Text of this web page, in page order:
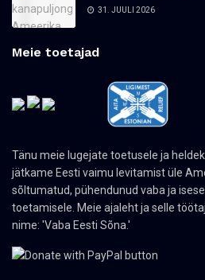
31. JUULI 2026
Meie toetajad
Tänu meie lugejate toetusele ja
jätkame Eesti vaimu levitamist üle
sõltumatud, pühendunud vaba ja
toetamisele. Meie ajaleht ja selle
nime: 'Vaba Eesti Sõna.'